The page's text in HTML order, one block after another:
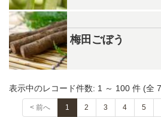
梅田ごぼう
表示中のレコード件数: 1 ～ 100 件 (全
< 前へ 1 2 3 4 5